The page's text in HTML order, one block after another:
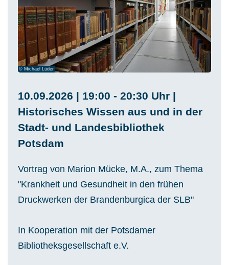
© Michael Lüder
10.09.2026 | 19:00 - 20:30 Uhr |
Historisches Wissen aus und in der
Stadt- und Landesbibliothek
Potsdam
Vortrag von Marion Mücke, M.A., zum Thema
"Krankheit und Gesundheit in den frühen
Druckwerken der Brandenburgica der SLB"
In Kooperation mit der Potsdamer
Bibliotheksgesellschaft e.V.